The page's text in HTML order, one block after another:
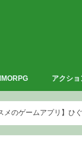
アクショ
メのゲームアプリ】ひ